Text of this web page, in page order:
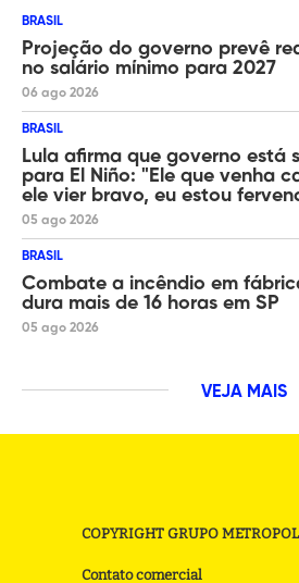
BRASIL
Projeção do governo prevê
no salário mínimo para 2027
06 ago 2026
BRASIL
Lula afirma que governo está
para El Niño: "Ele que venha
ele vier bravo, eu estou
05 ago 2026
BRASIL
Combate a incêndio em
dura mais de 16 horas em SP
05 ago 2026
VEJA MAIS
COPYRIGHT GRUPO
Contato comercial